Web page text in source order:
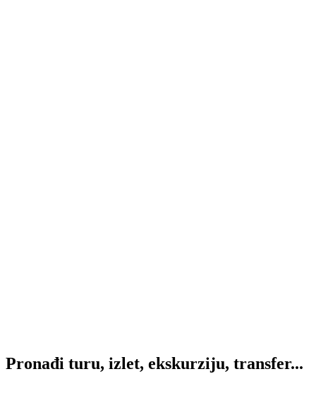
Pronađi turu, izlet, ekskurziju, transfer...